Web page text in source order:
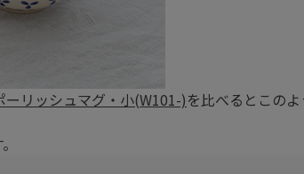
ーリッシュマグ・小(W101-)を比べるとこの